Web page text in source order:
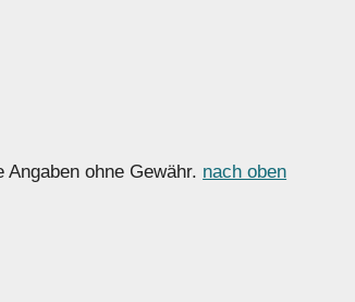
ohne Gewähr. nach oben